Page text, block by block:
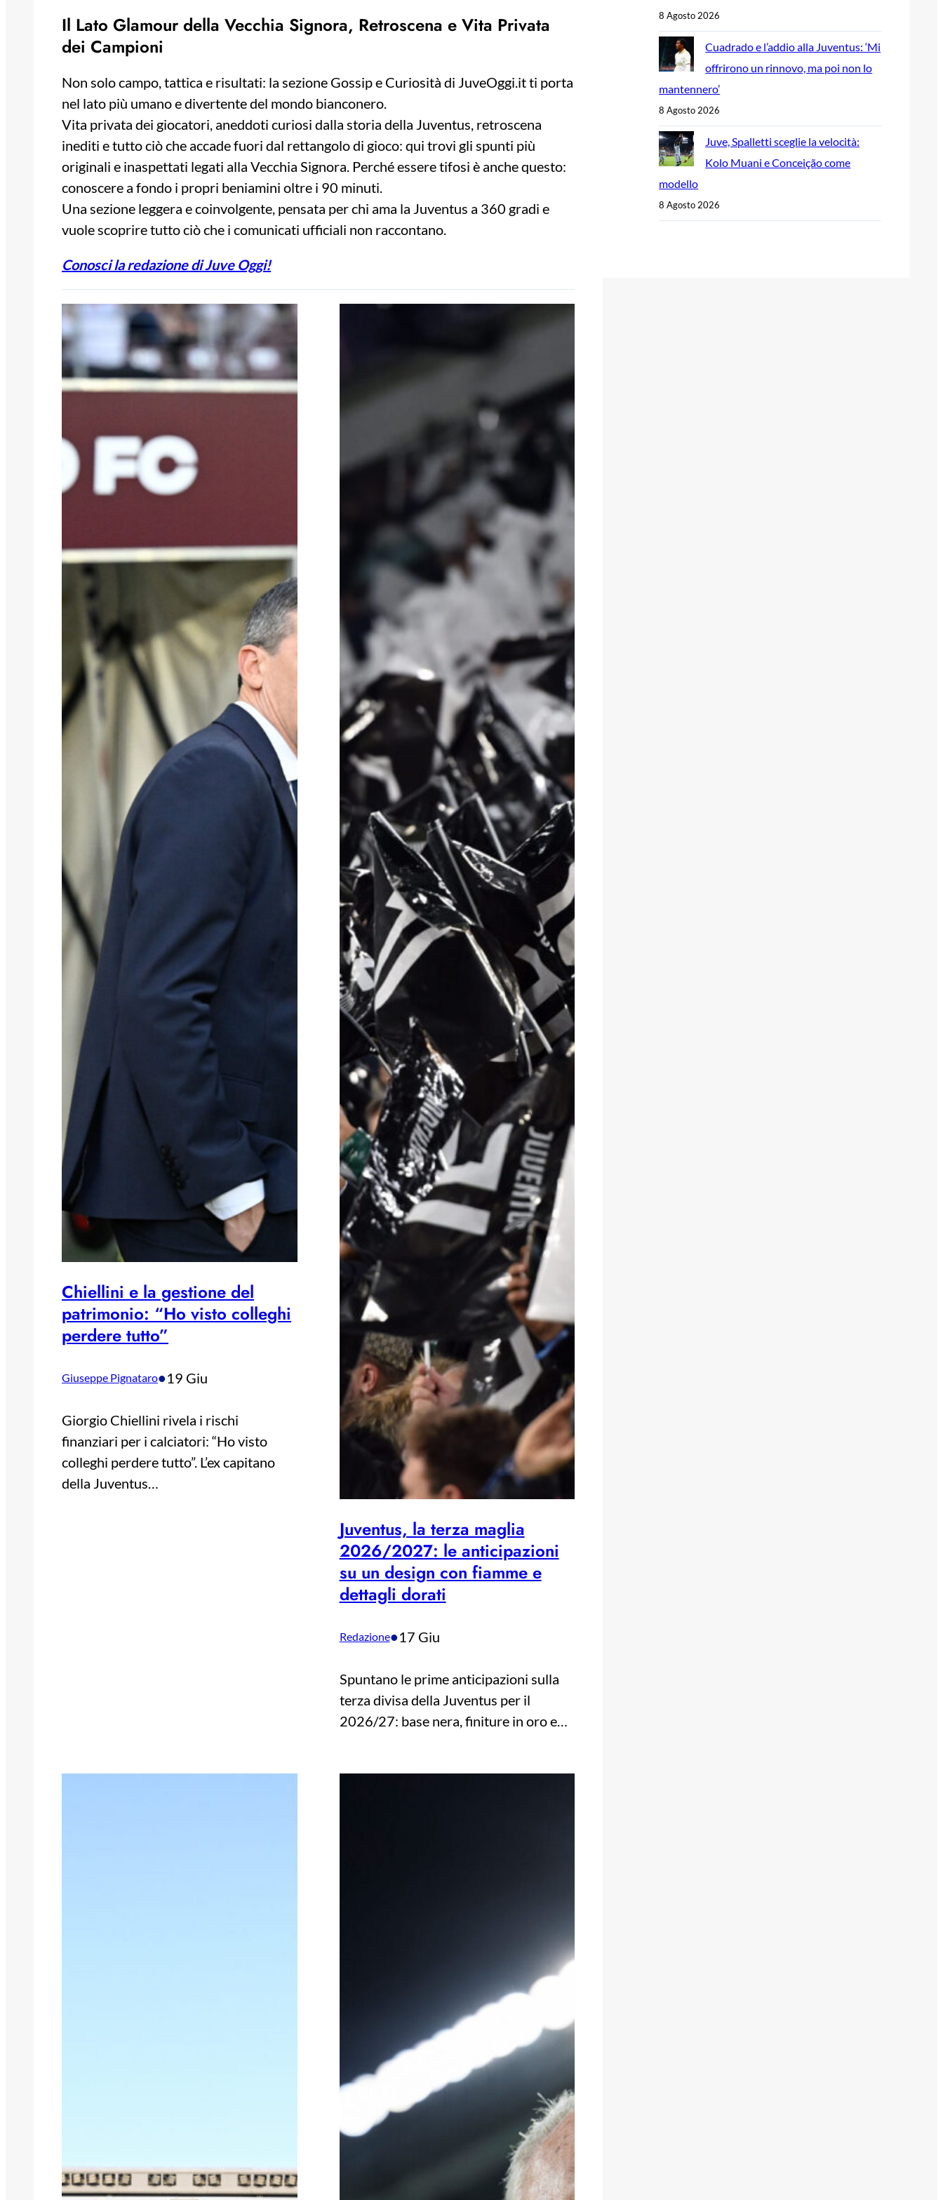
Il Lato Glamour della Vecchia Signora, Retroscena e Vita Privata
dei Campioni
Non solo campo, tattica e risultati: la sezione Gossip e Curiosità di JuveOggi.it ti porta
nel lato più umano e divertente del mondo bianconero.
Vita privata dei giocatori, aneddoti curiosi dalla storia della Juventus, retroscena
inediti e tutto ciò che accade fuori dal rettangolo di gioco: qui trovi gli spunti più
originali e inaspettati legati alla Vecchia Signora. Perché essere tifosi è anche questo:
conoscere a fondo i propri beniamini oltre i 90 minuti.
Una sezione leggera e coinvolgente, pensata per chi ama la Juventus a 360 gradi e
vuole scoprire tutto ciò che i comunicati ufficiali non raccontano.
Conosci la redazione di Juve Oggi!
Chiellini e la gestione del
patrimonio: “Ho visto colleghi
perdere tutto”
Giuseppe Pignataro•19 Giu
Giorgio Chiellini rivela i rischi
finanziari per i calciatori: “Ho visto
colleghi perdere tutto”. L’ex capitano
della Juventus…
Juventus, la terza maglia
2026/2027: le anticipazioni
su un design con fiamme e
dettagli dorati
Redazione•17 Giu
Spuntano le prime anticipazioni sulla
terza divisa della Juventus per il
2026/27: base nera, finiture in oro e…
8 Agosto 2026
Cuadrado e l’addio alla Juventus: ‘Mi
offrirono un rinnovo, ma poi non lo
mantennero’
8 Agosto 2026
Juve, Spalletti sceglie la velocità:
Kolo Muani e Conceição come
modello
8 Agosto 2026